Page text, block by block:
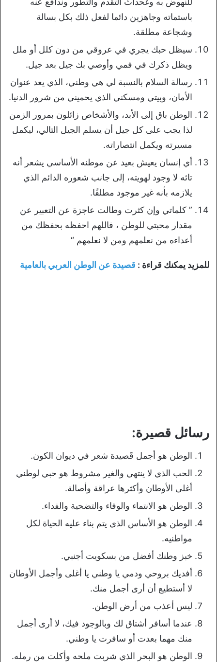
باستماته وجاهزين دائما لفعل ذلك بكل بسالة
وشجاعة مطلقة.
سيظل حبك يجري في عروقي من دون كلل أو ملل
ويظل ذكرك في فمي وأوصي بك جيل بعد جيل.
رسالة السلام بالنسبة لي هي وطني، الذي يعد عنوان
الأمان، وبيتي ومسكني الذي يحميني من شرور الدنيا.
الوطن باق إلى الأبد، والأشخاص زائلون بمرور الزمن
لذا يجب على كل جيل أن يسلم الجيل التالي، ليكمل
مسيرته ويكمل انتصاراته.
أي إنسان يعيش بعيد عن موطنه الأساسي يشعر أنه
تائه لا وجود لهويته، إلى جانب شعوره الدائم الذي
يلازمه بأنه غير موجود مطلقًا.
” كلماتي وإن كثرت وطالت عاجزة عن التعبير عن
مقدار محبتي للوطن ، فاللهم احفظه بحفظك من
أعداءه من نعلمهم ومن لا نعلمهم “
للمزيد يمكنك قراءة : قصيدة عن الوطن العربي بالعامية
رسائل قصيرة:
الوطن هو أجمل قَصيدة شعر في ديوان الكون.
الحب الذي لا ينتهي والغير مشروط هو حبي لوطني
أغلى الأوطان وأكثرها عراقة وأصالة.
الوطن هو الانتماء والوفاء والتضحية والفداء.
الوطن هو الأساس الذي يتم بناء عليه الحياة لكل
مواطنيه.
خبز وطنك أفضل من بسكويت أجنبي.
أفديك بروحي ودمي يا وطني يا أغلى وأجمل الأوطان
لا أستطيع أن أرى أجمل منك.
ليس أعذب من أرض الوطن.
عندما أسافر أشتاق لك وبالوجود فيك، لا أرى أجمل
منك مهما بعدت أو سافرت يا وطني.
الوطن هو البحر الذي شربت ملحه وأكلت من رمله.